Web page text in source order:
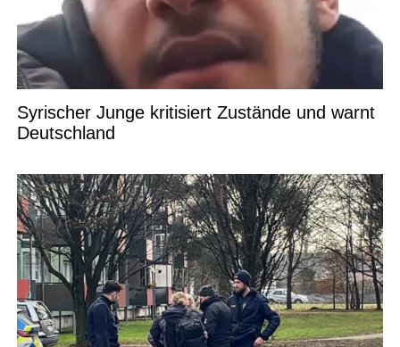
Syrischer Junge kritisiert Zustände und warnt
Deutschland